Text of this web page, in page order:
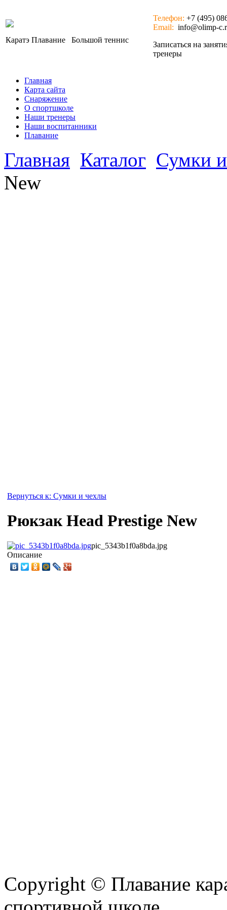
Каратэ Плавание Большой теннис
Телефон: +7 (495)
Email: info@olimp-
Записаться на
тренеры
Главная
Карта сайта
Снаряжение
О спортшколе
Наши тренеры
Наши воспитанники
Плавание
Главная Каталог Сумки
New
Вернуться к: Сумки и чехлы
Рюкзак Head Prestige New
pic_5343b1f0a8bda.jpg
Описание
Copyright © Плавание